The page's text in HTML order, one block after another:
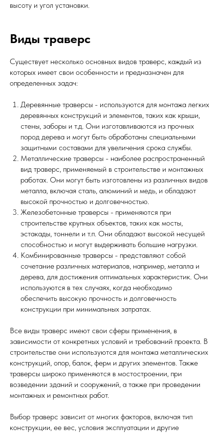
высоту и угол установки.
Виды траверс
Существует несколько основных видов траверс, каждый из
которых имеет свои особенности и предназначен для
определенных задач:
Деревянные траверсы - используются для монтажа легких
деревянных конструкций и элементов, таких как крыши,
стены, заборы и т.д. Они изготавливаются из прочных
пород дерева и могут быть обработаны специальными
защитными составами для увеличения срока службы.
Металлические траверсы - наиболее распространенный
вид траверс, применяемый в строительстве и монтажных
работах. Они могут быть изготовлены из различных видов
металла, включая сталь, алюминий и медь, и обладают
высокой прочностью и долговечностью.
Железобетонные траверсы - применяются при
строительстве крупных объектов, таких как мосты,
эстакады, тоннели и т.п. Они обладают высокой несущей
способностью и могут выдерживать большие нагрузки.
Комбинированные траверсы - представляют собой
сочетание различных материалов, например, металла и
дерева, для достижения оптимальных характеристик. Они
используются в тех случаях, когда необходимо
обеспечить высокую прочность и долговечность
конструкции при минимальных затратах.
Все виды траверс имеют свои сферы применения, в
зависимости от конкретных условий и требований проекта. В
строительстве они используются для монтажа металлических
конструкций, опор, балок, ферм и других элементов. Также
траверсы широко применяются в мостостроении, при
возведении зданий и сооружений, а также при проведении
монтажных и ремонтных работ.
Выбор траверс зависит от многих факторов, включая тип
конструкции, ее вес, условия эксплуатации и другие